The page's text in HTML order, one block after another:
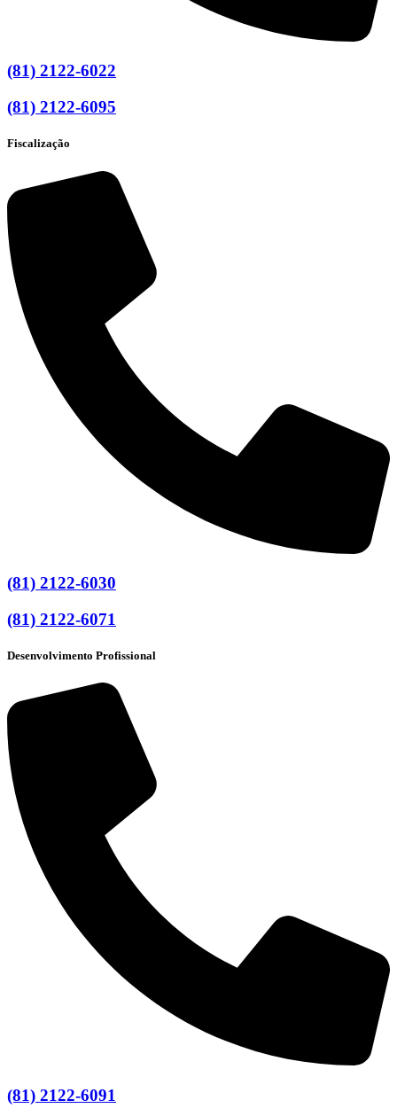
(81) 2122-6022
(81) 2122-6095
Fiscalização
(81) 2122-6030
(81) 2122-6071
Desenvolvimento Profissional
(81) 2122-6091